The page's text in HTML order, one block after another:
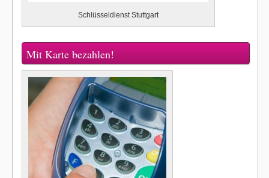
Schlüsseldienst Stuttgart
Mit Karte bezahlen!